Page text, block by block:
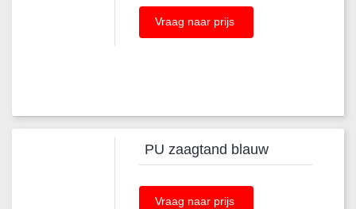
Vraag naar prijs
PU zaagtand blauw
Vraag naar prijs